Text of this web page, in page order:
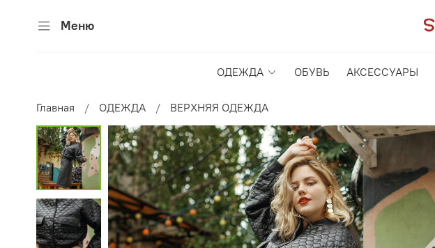
Меню
ОДЕЖДА ОБУВЬ АКСЕССУАРЫ
Главная ОДЕЖДА ВЕРХНЯЯ ОДЕЖДА